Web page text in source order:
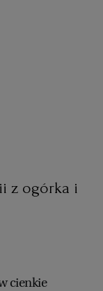
z ogórka i
cienkie